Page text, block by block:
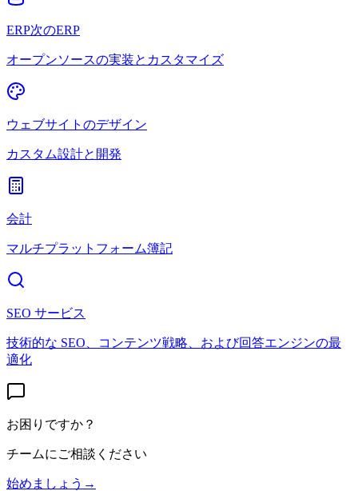
ERP次のERP
オープンソースの実装とカスタマイズ
ウェブサイトのデザイン
カスタム設計と開発
会計
マルチプラットフォーム簿記
SEO サービス
技術的な SEO、コンテンツ戦略、および回答エンジンの最
適化
お困りですか？
チームにご相談ください
始めましょう →